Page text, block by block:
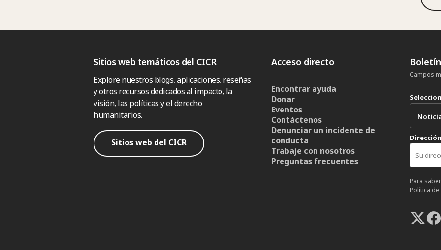
Sitios web temáticos del CICR
Explore nuestros blogs, aplicaciones, reseñas
y otros recursos dedicados al impacto, la
visión, las políticas y el derecho
humanitarios.
Sitios web del CICR
Acceso directo
Encontrar ayuda
Donar
Eventos
Contáctenos
Denunciar un incidente de
conducta
Trabaje con nosotros
Preguntas frecuentes
Campos
Para
Política